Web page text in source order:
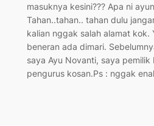
masuknya kesini??? Apa ni
Tahan..tahan.. tahan dulu
kalian nggak salah alamat kok.
beneran ada dimari.
saya Ayu Novanti, saya
pengurus kosan.Ps : nggak